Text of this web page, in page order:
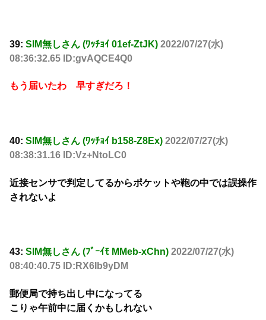
39: SIM無しさん (ﾜｯﾁｮｲ 01ef-ZtJK) 2022/07/27(水)
08:36:32.65 ID:gvAQCE4Q0
もう届いたわ 早すぎだろ！
40: SIM無しさん (ﾜｯﾁｮｲ b158-Z8Ex) 2022/07/27(水)
08:38:31.16 ID:Vz+NtoLC0
近接センサで判定してるからポケットや鞄の中では誤操作
されないよ
43: SIM無しさん (ﾌﾞｰｲﾓ MMeb-xChn) 2022/07/27(水)
08:40:40.75 ID:RX6Ib9yDM
郵便局で持ち出し中になってる
こりゃ午前中に届くかもしれない